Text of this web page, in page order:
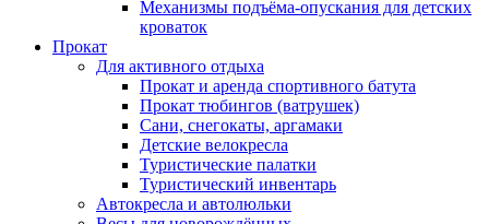
Механизмы подъёма-опускания для детских
кроваток
Прокат
Для активного отдыха
Прокат и аренда спортивного батута
Прокат тюбингов (ватрушек)
Сани, снегокаты, аргамаки
Детские велокресла
Туристические палатки
Туристический инвентарь
Автокресла и автолюльки